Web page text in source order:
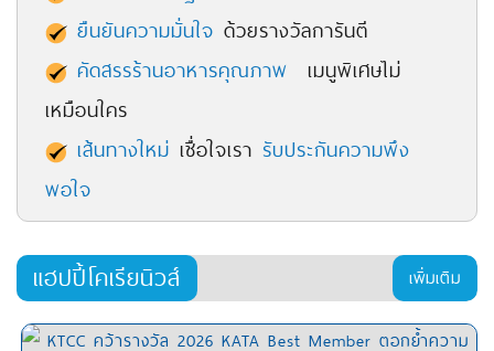
ยืนยันความมั่นใจ ด้วยรางวัลการันตี
คัดสรรร้านอาหารคุณภาพ เมนูพิเศษไม่
เหมือนใคร
เส้นทางใหม่ เชื่อใจเรา รับประกันความพึง
พอใจ
แฮปปี้โคเรียนิวส์ เพิ่มเติม